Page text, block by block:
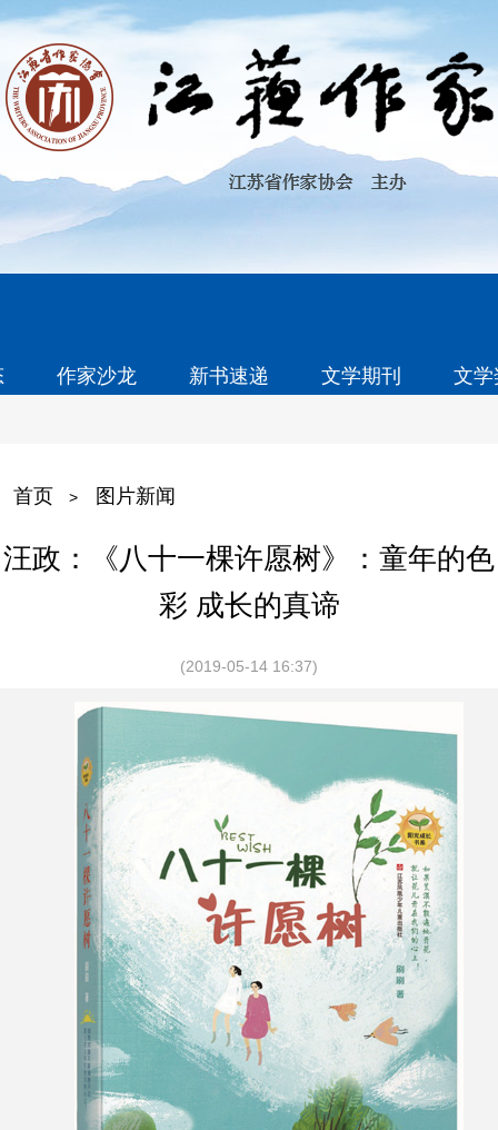
作家沙龙 新书速递 文学期刊 文
首页 > 图片新闻
汪政：《八十一棵许愿树》：童年的色
彩 成长的真谛
(2019-05-14 16:37)